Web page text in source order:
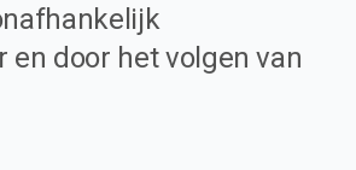
en door het volgen van